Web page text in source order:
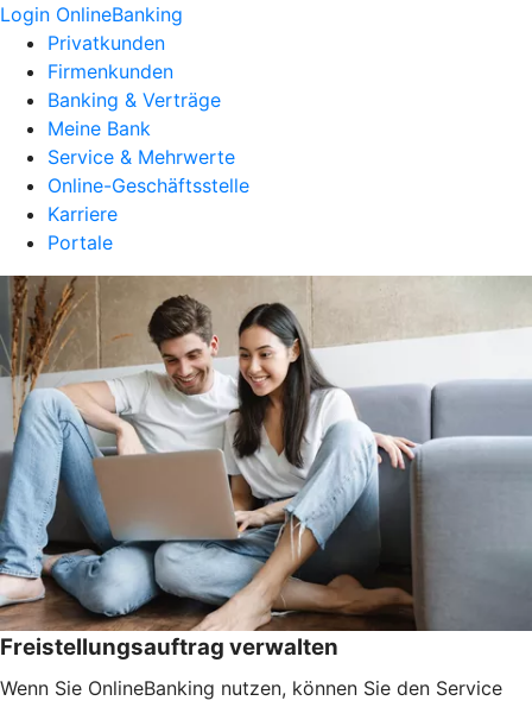
Login OnlineBanking
Privatkunden
Firmenkunden
Banking & Verträge
Meine Bank
Service & Mehrwerte
Online-Geschäftsstelle
Karriere
Portale
Freistellungsauftrag verwalten
Wenn Sie OnlineBanking nutzen, können Sie den Service